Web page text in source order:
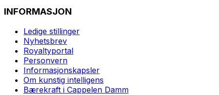
INFORMASJON
Ledige stillinger
Nyhetsbrev
Royaltyportal
Personvern
Informasjonskapsler
Om kunstig intelligens
Bærekraft i Cappelen Damm